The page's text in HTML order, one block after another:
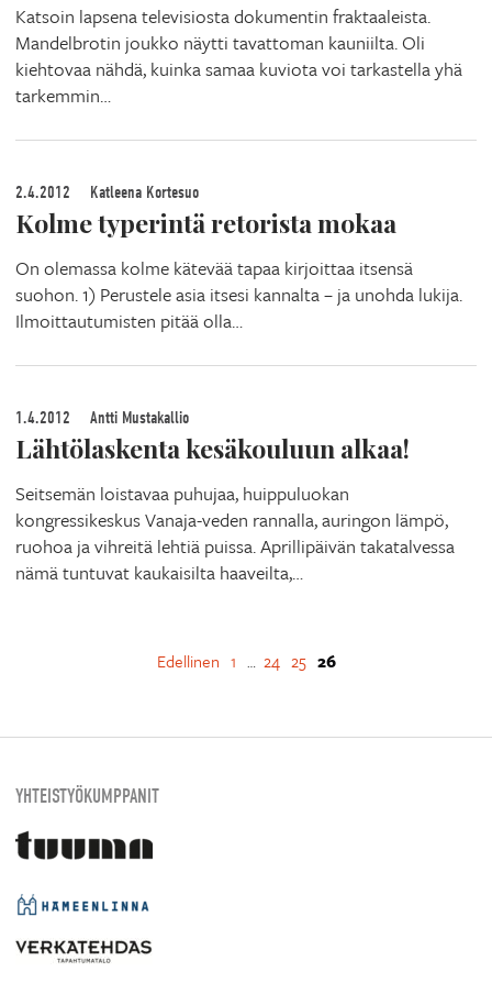
Katsoin lapsena televisiosta dokumentin fraktaaleista.
Mandelbrotin joukko näytti tavattoman kauniilta. Oli
kiehtovaa nähdä, kuinka samaa kuviota voi tarkastella yhä
tarkemmin…
2.4.2012 Katleena Kortesuo
Kolme typerintä retorista mokaa
On olemassa kolme kätevää tapaa kirjoittaa itsensä
suohon. 1) Perustele asia itsesi kannalta – ja unohda lukija.
Ilmoittautumisten pitää olla…
1.4.2012 Antti Mustakallio
Lähtölaskenta kesäkouluun alkaa!
Seitsemän loistavaa puhujaa, huippuluokan
kongressikeskus Vanaja-veden rannalla, auringon lämpö,
ruohoa ja vihreitä lehtiä puissa. Aprillipäivän takatalvessa
nämä tuntuvat kaukaisilta haaveilta,…
Edellinen 1 … 24 25 26
YHTEISTYÖKUMPPANIT